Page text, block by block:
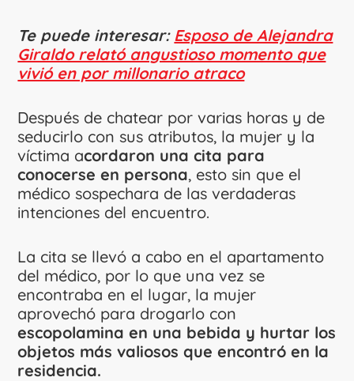
Te puede interesar: Esposo de Alejandra
Giraldo relató angustioso momento que
vivió en por millonario atraco
Después de chatear por varias horas y de
seducirlo con sus atributos, la mujer y la
víctima acordaron una cita para
conocerse en persona, esto sin que el
médico sospechara de las verdaderas
intenciones del encuentro.
La cita se llevó a cabo en el apartamento
del médico, por lo que una vez se
encontraba en el lugar, la mujer
aprovechó para drogarlo con
escopolamina en una bebida y hurtar los
objetos más valiosos que encontró en la
residencia.